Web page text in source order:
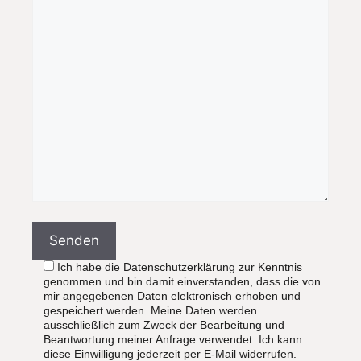
Ich habe die Datenschutzerklärung zur Kenntnis
genommen und bin damit einverstanden, dass die von
mir angegebenen Daten elektronisch erhoben und
gespeichert werden. Meine Daten werden
ausschließlich zum Zweck der Bearbeitung und
Beantwortung meiner Anfrage verwendet. Ich kann
diese Einwilligung jederzeit per E-Mail widerrufen.